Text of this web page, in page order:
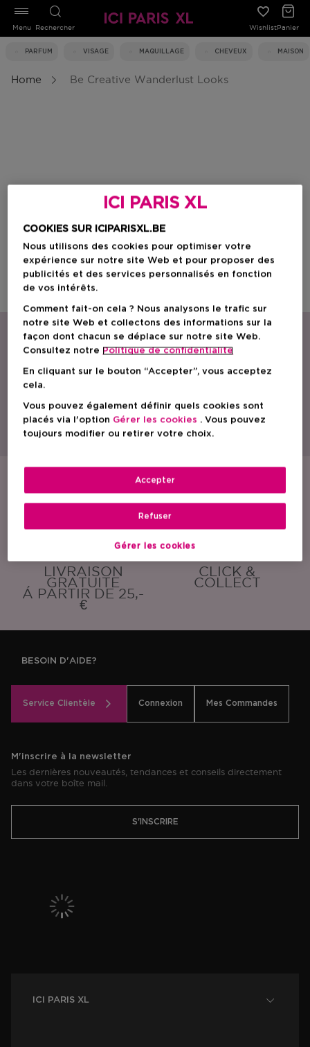
Rechercher WishlistPanier
PARFUM VISAGE MAQUILLAGE CHEVEUX MAISON
Menu
Home Be Creative Wanderlust Looks
Avec une gamme étendue de parfums, de produits de soin et cosmétiques,
ICI PARIS XL est le spécialiste beauté par excellence en Belgique.
Découvrez nos actions, promotions, conseils beauté et trouvez la parfumerie
ICI PARIS XL la plus proche de chez vous. Commandez également nos
ÉCHANTILLONS
GRATUITS
EMBALLAGE
CADEAU
LIVRAISON
GRATUITE
Á PARTIR DE 25,-
€
CLICK &
COLLECT
BESOIN D'AIDE?
Service Clientèle Connexion Mes Commandes
M'inscrire à la newsletter
Les dernières nouveautés, tendances et conseils directement
dans votre boîte mail.
S'INSCRIRE
ICI PARIS XL
ICI PARIS XL
COOKIES SUR ICIPARISXL.BE
Nous utilisons des cookies pour optimiser votre
expérience sur notre site Web et pour proposer des
publicités et des services personnalisés en fonction
de vos intérêts.
Comment fait-on cela ? Nous analysons le trafic sur
notre site Web et collectons des informations sur la
façon dont chacun se déplace sur notre site Web.
Consultez notre Politique de confidentialite
En cliquant sur le bouton “Accepter”, vous acceptez
cela.
Vous pouvez également définir quels cookies sont
placés via l'option Gérer les cookies . Vous pouvez
toujours modifier ou retirer votre choix.
Gérer les cookies
Refuser
Accepter